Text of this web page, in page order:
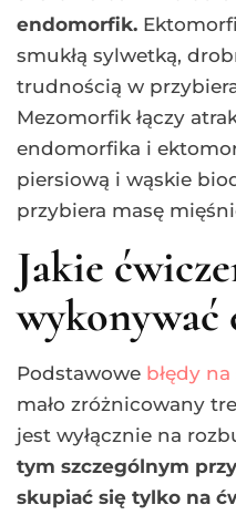
endomorfik.
smukłą sylwetką,
trudnością w
Mezomorfik łączy
endomorfika i
piersiową i wąskie
przybiera masę
Jakie
wykonywać
Podstawowe błędy na
mało zróżnicowany
jest wyłącznie na
tym szczególnym
skupiać się tylko na